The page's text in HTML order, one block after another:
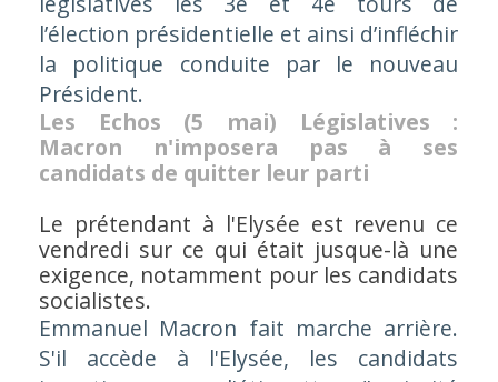
l’élection présidentielle et ainsi d’infléchir
la politique conduite par le nouveau
Président.
Les Echos (5 mai) Législatives :
Macron n'imposera pas à ses
candidats de quitter leur parti
Le prétendant à l'Elysée est revenu ce
vendredi sur ce qui était jusque-là une
exigence, notamment pour les candidats
socialistes.
Emmanuel Macron fait marche arrière.
S'il accède à l'Elysée, les candidats